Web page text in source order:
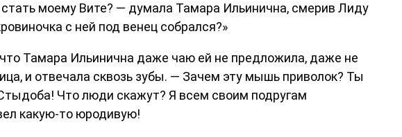
стать моему Вите? — думала Тамара Ильинична, смерив Лиду
с ней под венец собрался?»
Тамара Ильинична даже чаю ей не предложила, даже не
и отвечала сквозь зубы. — Зачем эту мышь приволок? Ты
Что люди скажут? Я всем своим подругам
какую-то юродивую!